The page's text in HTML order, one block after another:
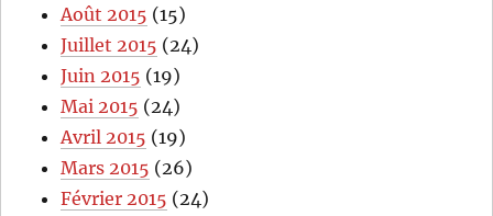
Août 2015 (15)
Juillet 2015 (24)
Juin 2015 (19)
Mai 2015 (24)
Avril 2015 (19)
Mars 2015 (26)
Février 2015 (24)